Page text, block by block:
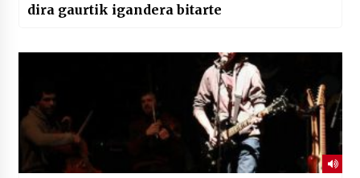
dira gaurtik igandera bitarte